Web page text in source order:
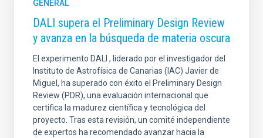
TEMÁTICA
ÁMBITO
GENERAL
DALI supera el Preliminary Design Review
y avanza en la búsqueda de materia oscura
El experimento DALI , liderado por el investigador del
Instituto de Astrofísica de Canarias (IAC) Javier de
Miguel, ha superado con éxito el Preliminary Design
Review (PDR), una evaluación internacional que
certifica la madurez científica y tecnológica del
proyecto. Tras esta revisión, un comité independiente
de expertos ha recomendado avanzar hacia la